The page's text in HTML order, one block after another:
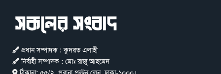
প্রধান সম্পাদক : কুদরত এলাহী
নির্বাহী সম্পাদক : মোঃ রাজু আহমেদ